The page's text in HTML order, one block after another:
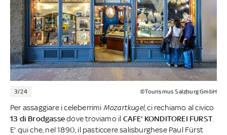
3/24 ©Tourismus Salzburg GmbH
Per assaggiare i celeberrimi Mozartkugel, ci rechiamo al civico
13 di Brodgassedove troviamo il CAFE' KONDITOREI FURST.
E' qui che, nel 1890, il pasticcere salisburghese Paul Fürst